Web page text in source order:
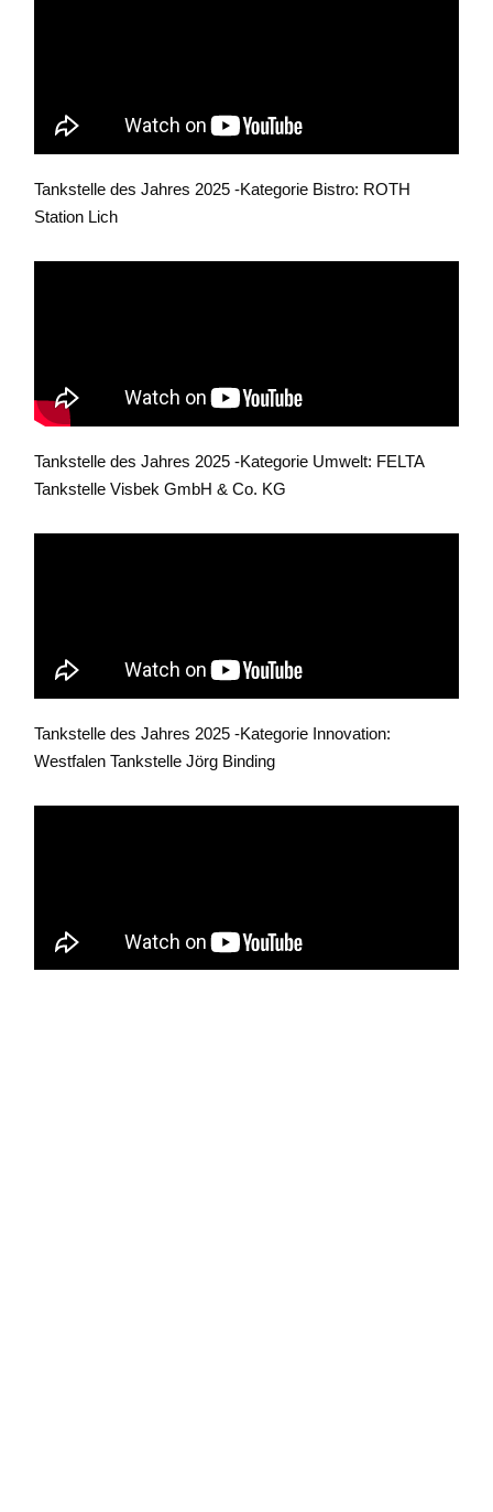
Tankstelle des Jahres 2025 -Kategorie Bistro: ROTH
Station Lich
Tankstelle des Jahres 2025 -Kategorie Umwelt: FELTA
Tankstelle Visbek GmbH & Co. KG
Tankstelle des Jahres 2025 -Kategorie Innovation:
Westfalen Tankstelle Jörg Binding